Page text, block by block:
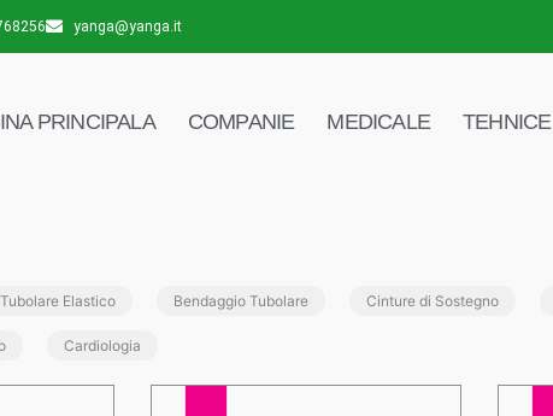
yanga@yanga.it
PRINCIPALA COMPANIE MEDICALE TEHNICE
Elastico Bendaggio Tubolare Cinture di Sostegno
Cardiologia